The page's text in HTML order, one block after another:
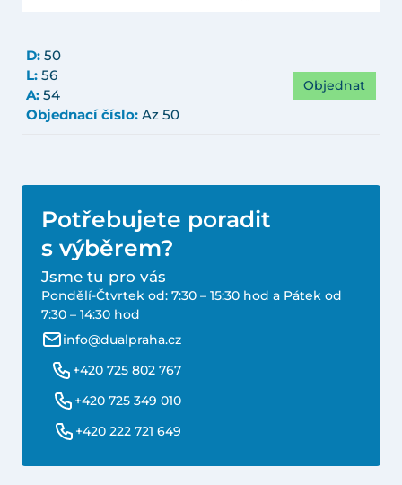
D: 50
L: 56
A: 54
Objednací číslo: Az 50
Objednat
Potřebujete poradit
s výběrem?
Jsme tu pro vás
Pondělí-Čtvrtek od: 7:30 – 15:30 hod a Pátek od
7:30 – 14:30 hod
info@dualpraha.cz
+420 725 802 767
+420 725 349 010
+420 222 721 649